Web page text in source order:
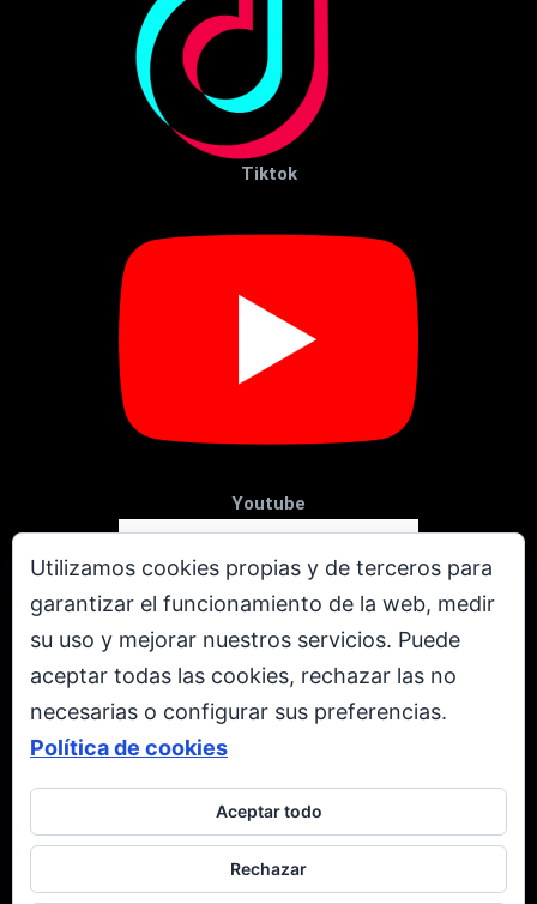
Utilizamos cookies propias y de terceros para
garantizar el funcionamiento de la web, medir
su uso y mejorar nuestros servicios. Puede
aceptar todas las cookies, rechazar las no
necesarias o configurar sus preferencias.
Política de cookies
Aceptar todo
Rechazar
Tiktok
Youtube
X
Todos los derechos reservados. © Copyright 2001 - 2026.